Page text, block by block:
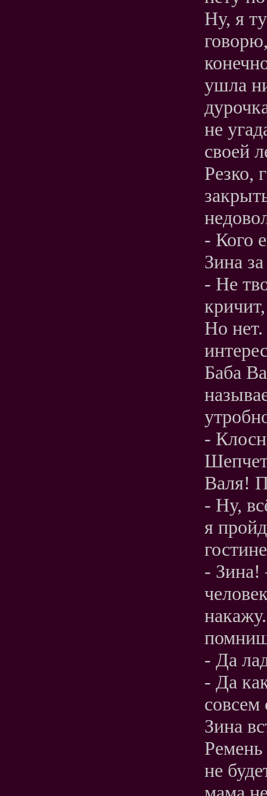
Ну, я
ушла
не
своей
Резко,
- Кого
Зина
- Не
Но
Баба
-
Валя!
- Ну,
я
- Зина!
- Да
- Да
совсем
Зина
Ремень
не